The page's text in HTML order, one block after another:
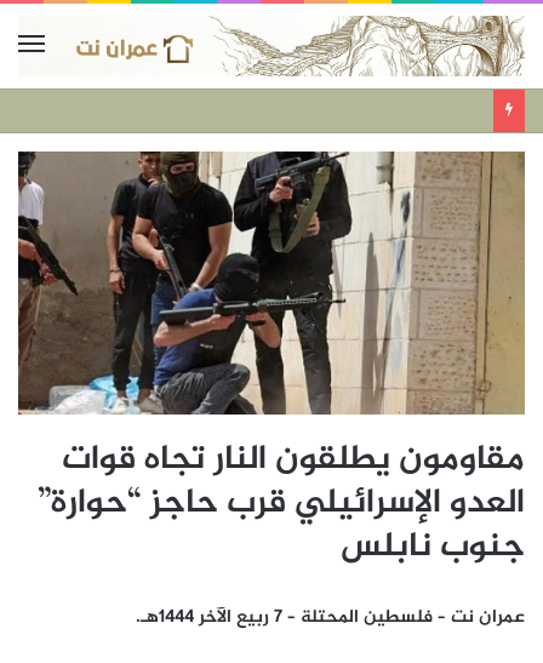
مقاومون يطلقون النار تجاه قوات
العدو الإسرائيلي قرب حاجز “حوارة”
جنوب نابلس
عمران نت – فلسطين المحتلة – 7 ربيع الآخر 1444هـ.